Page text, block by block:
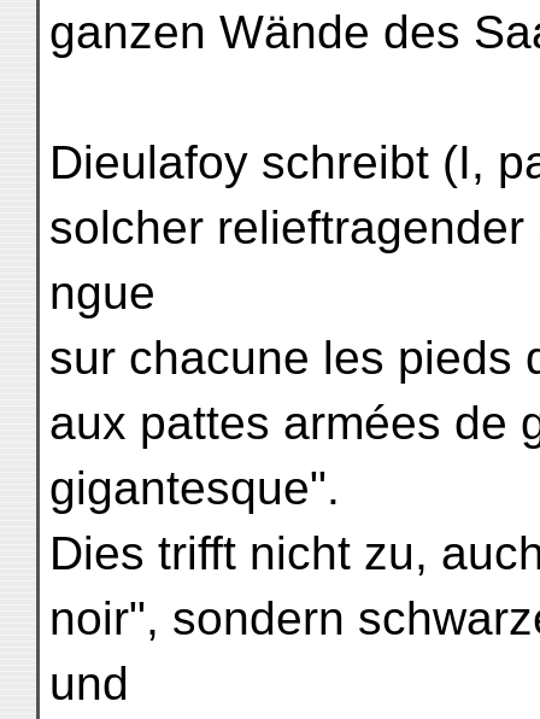
ganzen Wände des
Dieulafoy schreibt (I,
solcher
ngue
sur chacune les pieds
aux pattes armées de
gigantesque".
Dies trifft nicht zu,
noir", sondern
und